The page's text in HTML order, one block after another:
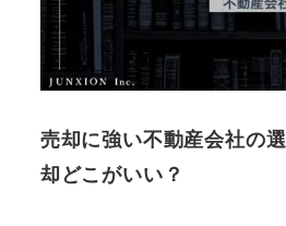
売却に強い不動産会社の
却どこがいい？